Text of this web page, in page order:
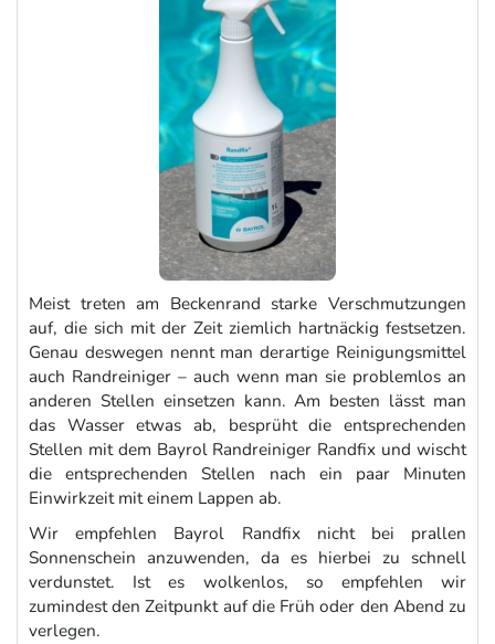
Meist treten am Beckenrand starke Verschmutzungen
auf, die sich mit der Zeit ziemlich hartnäckig festsetzen.
Genau deswegen nennt man derartige Reinigungsmittel
auch Randreiniger – auch wenn man sie problemlos an
anderen Stellen einsetzen kann. Am besten lässt man
das Wasser etwas ab, besprüht die entsprechenden
Stellen mit dem Bayrol Randreiniger Randfix und wischt
die entsprechenden Stellen nach ein paar Minuten
Einwirkzeit mit einem Lappen ab.
Wir empfehlen Bayrol Randfix nicht bei prallen
Sonnenschein anzuwenden, da es hierbei zu schnell
verdunstet. Ist es wolkenlos, so empfehlen wir
zumindest den Zeitpunkt auf die Früh oder den Abend zu
verlegen.